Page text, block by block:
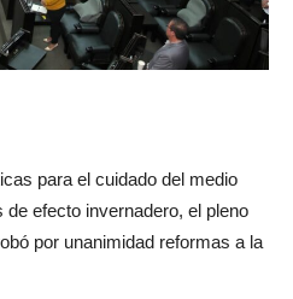
para el cuidado del medio
efecto invernadero, el pleno
por unanimidad reformas a la